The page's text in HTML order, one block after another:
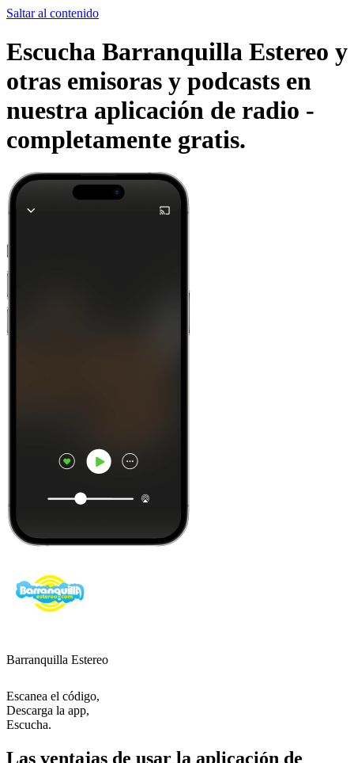
Saltar al contenido
Escucha Barranquilla Estereo y
otras emisoras y podcasts en
nuestra aplicación de radio -
completamente gratis.
Barranquilla Estereo
Escanea el código,
Descarga la app,
Escucha.
Las ventajas de usar la aplicación de